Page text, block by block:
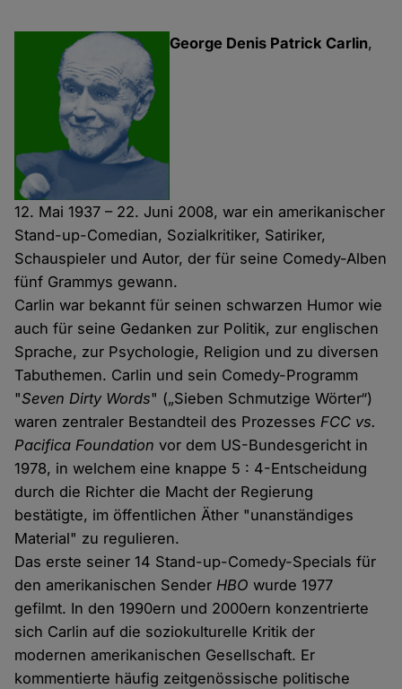
George Denis Patrick Carlin,
12. Mai 1937 – 22. Juni 2008, war ein amerikanischer
Stand-up-Comedian, Sozialkritiker, Satiriker,
Schauspieler und Autor, der für seine Comedy-Alben
fünf Grammys gewann.
Carlin war bekannt für seinen schwarzen Humor wie
auch für seine Gedanken zur Politik, zur englischen
Sprache, zur Psychologie, Religion und zu diversen
Tabuthemen. Carlin und sein Comedy-Programm
"Seven Dirty Words" („Sieben Schmutzige Wörter“)
waren zentraler Bestandteil des ProzessesFCC vs.
Pacifica Foundation vor dem US-Bundesgericht in
1978, in welchem eine knappe 5 : 4-Entscheidung
durch die Richter die Macht der Regierung
bestätigte, im öffentlichen Äther "unanständiges
Material" zu regulieren.
Das erste seiner 14 Stand-up-Comedy-Specials für
den amerikanischen SenderHBO wurde 1977
gefilmt. In den 1990ern und 2000ern konzentrierte
sich Carlin auf die soziokulturelle Kritik der
modernen amerikanischen Gesellschaft. Er
kommentierte häufig zeitgenössische politische